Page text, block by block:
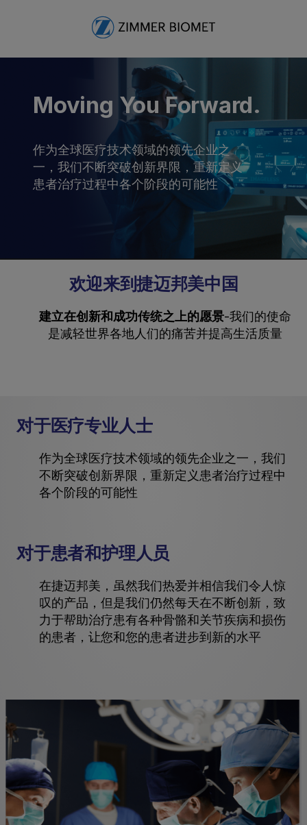
Moving You Forward.
作为全球医疗技术领域的领先企业之
一，我们不断突破创新界限，重新定义
患者治疗过程中各个阶段的可能性
欢迎来到捷迈邦美中国
建立在创新和成功传统之上的愿景-我们的使命
是减轻世界各地人们的痛苦并提高生活质量
对于医疗专业人士
作为全球医疗技术领域的领先企业之一，我们
不断突破创新界限，重新定义患者治疗过程中
各个阶段的可能性
对于患者和护理人员
在捷迈邦美，虽然我们热爱并相信我们令人惊
叹的产品，但是我们仍然每天在不断创新，致
力于帮助治疗患有各种骨骼和关节疾病和损伤
的患者，让您和您的患者进步到新的水平